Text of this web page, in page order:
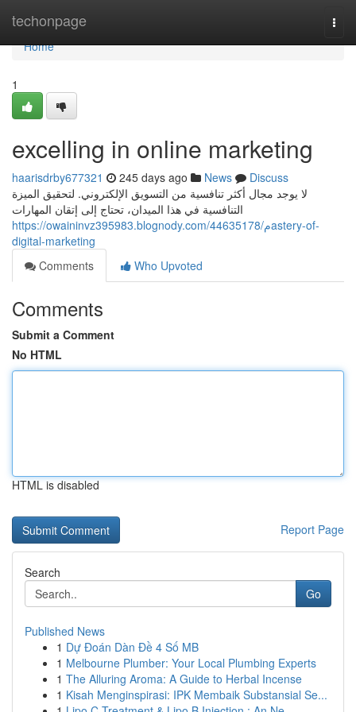
techonpage
Home
Home
1
excelling in online marketing
haarisdrby677321 245 days ago News
Discuss
لا يوجد مجال أكثر تنافسية من التسويق الإلكتروني. لتحقيق الميزة
التنافسية في هذا الميدان، تحتاج إلى إتقان المهارات
https://owaininvz395983.blognody.com/44635178/مastery-of-
digital-marketing
Comments
Who Upvoted
Comments
Submit a Comment
No HTML
HTML is disabled
Report Page
Search
Go
Published News
1 Dự Đoán Dàn Đề 4 Số MB
1 Melbourne Plumber: Your Local Plumbing Experts
1 The Alluring Aroma: A Guide to Herbal Incense
1 Kisah Menginspirasi: IPK Membaik Substansial Se...